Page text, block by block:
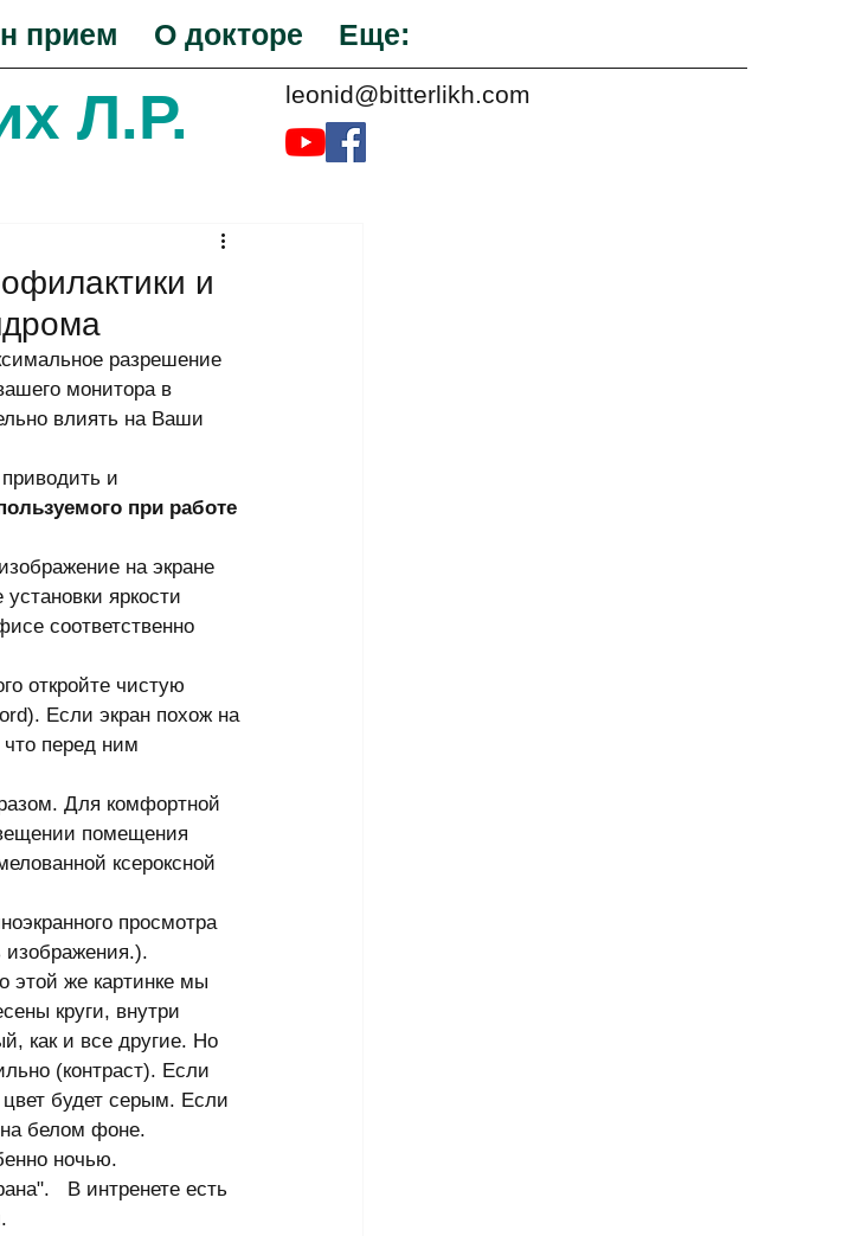
прием О докторе Еще:
leonid@bitterlikh.com
Л.Р.
и
монитора в
влиять на Ваши
и
при работе
на экране
яркости
соответственно
откройте чистую
Если экран похож на
перед ним
Для комфортной
помещения
ксероксной
просмотра
этой же картинке мы
круги, внутри
как и все другие. Но
(контраст). Если
будет серым. Если
белом фоне.
ночью.
В интренете есть